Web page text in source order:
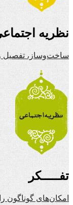
نظریه
ساخت‌وساز، تفصیل و
تفـــــکر
امکان‌های گوناگون